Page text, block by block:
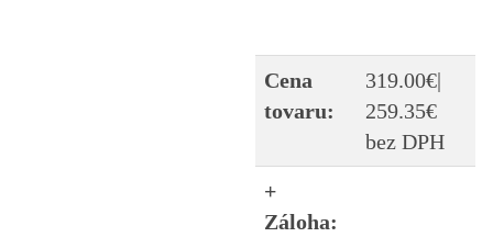
Cena
tovaru:
319.00€|
259.35€
bez DPH
+
Záloha: